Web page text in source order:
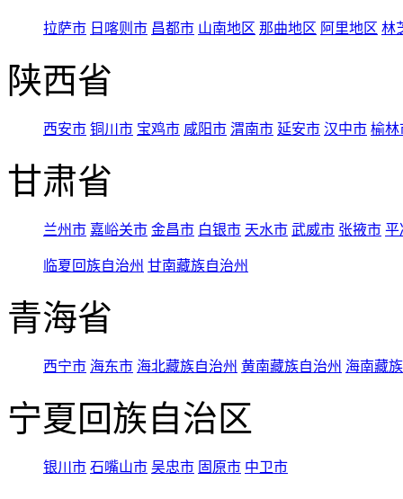
拉萨市 日喀则市 昌都市 山南地区 那曲地区 阿里地区 林
陕西省
西安市 铜川市 宝鸡市 咸阳市 渭南市 延安市 汉中市 榆林
甘肃省
兰州市 嘉峪关市 金昌市 白银市 天水市 武威市 张掖市 平
临夏回族自治州 甘南藏族自治州
青海省
西宁市 海东市 海北藏族自治州 黄南藏族自治州 海南藏
宁夏回族自治区
银川市 石嘴山市 吴忠市 固原市 中卫市